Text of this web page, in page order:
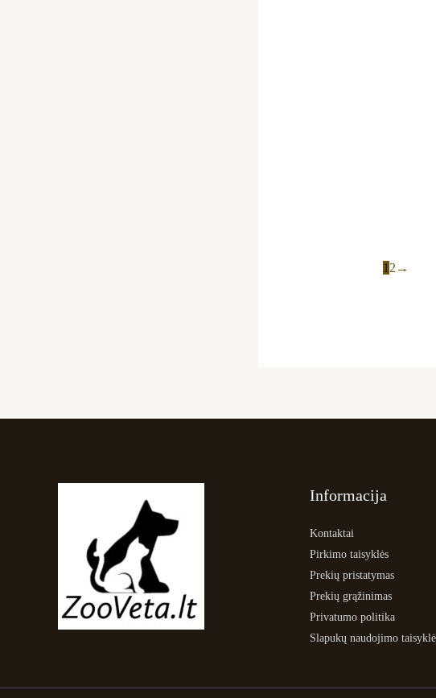
1 2 →
Informacija
Kontaktai
Pirkimo taisyklės
Prekių pristatymas
Prekių grąžinimas
Privatumo politika
Slapukų naudojimo